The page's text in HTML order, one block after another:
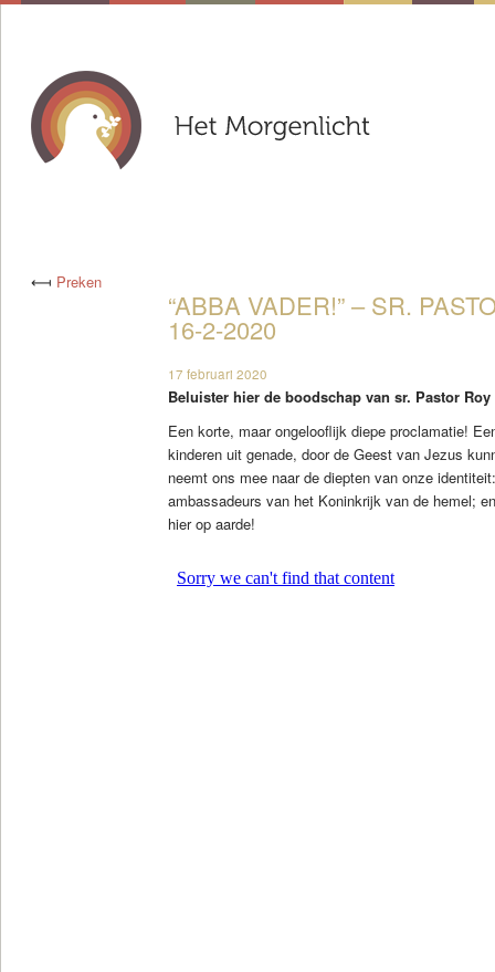
⟻ Preken
“ABBA VADER!” – SR.
16-2-2020
17 februari 2020
Beluister hier de boodschap van sr. Pastor Roy
Een korte, maar ongelooflijk diepe proclamatie!
kinderen uit genade, door de Geest van Jezus
neemt ons mee naar de diepten van onze
ambassadeurs van het Koninkrijk van de hemel;
hier op aarde!